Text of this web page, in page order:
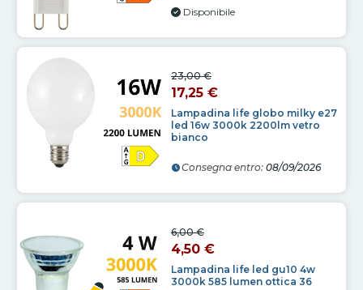
Disponibile
Lampadina life globo milky e27
led 16w 3000k 2200lm vetro
bianco
23,00 €
17,25 €
Consegna entro: 08/09/2026
Lampadina life led gu10 4w
3000k 585 lumen ottica 36
6,00 €
4,50 €